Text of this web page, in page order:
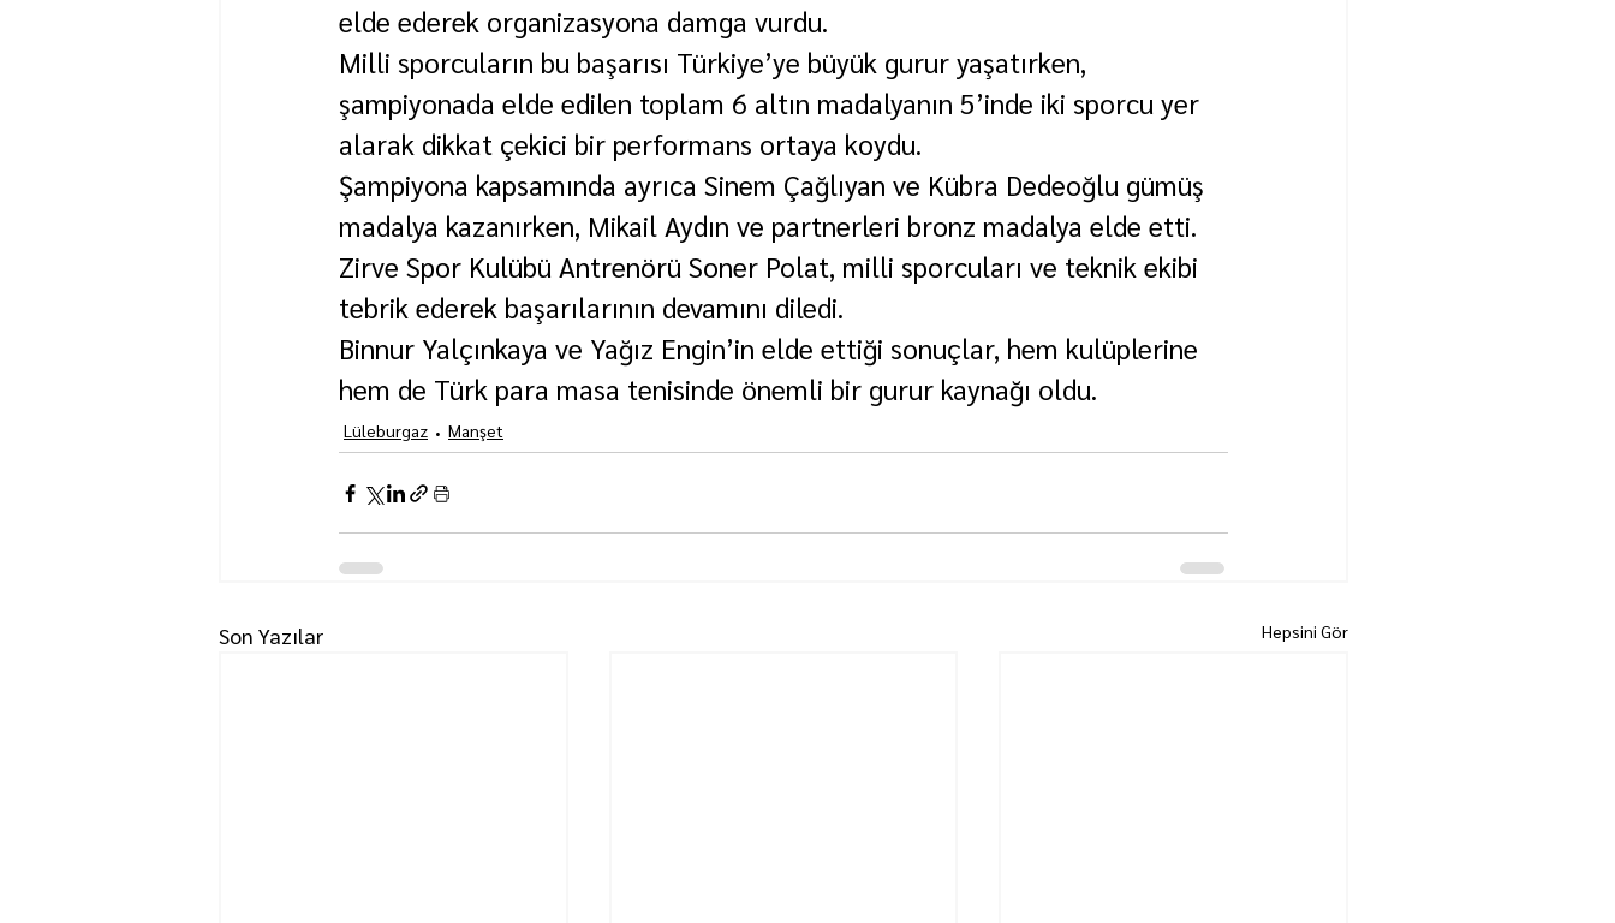
elde ederek organizasyona damga vurdu.
Milli sporcuların bu başarısı Türkiye’ye büyük gurur yaşatırken,
şampiyonada elde edilen toplam 6 altın madalyanın 5’inde iki sporcu yer
alarak dikkat çekici bir performans ortaya koydu.
Şampiyona kapsamında ayrıca Sinem Çağlıyan ve Kübra Dedeoğlu gümüş
madalya kazanırken, Mikail Aydın ve partnerleri bronz madalya elde etti.
Zirve Spor Kulübü Antrenörü Soner Polat, milli sporcuları ve teknik ekibi
tebrik ederek başarılarının devamını diledi.
Binnur Yalçınkaya ve Yağız Engin’in elde ettiği sonuçlar, hem kulüplerine
hem de Türk para masa tenisinde önemli bir gurur kaynağı oldu.
Lüleburgaz Manşet
Son Yazılar Hepsini Gör